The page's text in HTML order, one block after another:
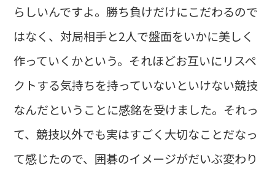
らしいんですよ。勝ち負けだけにこだわるので
はなく、対局相手と2人で盤面をいかに美しく
作っていくかという。それほどお互いにリスペ
クトする気持ちを持っていないといけない競技
なんだということに感銘を受けました。それっ
て、競技以外でも実はすごく大切なことだなっ
て感じたので、囲碁のイメージがだいぶ変わり